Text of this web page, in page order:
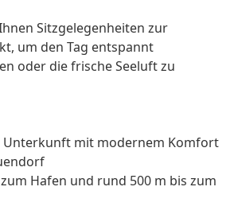
Sitzgelegenheiten zur
um den Tag entspannt
oder die frische Seeluft zu
Unterkunft mit modernem Komfort
Hafen und rund 500 m bis zum